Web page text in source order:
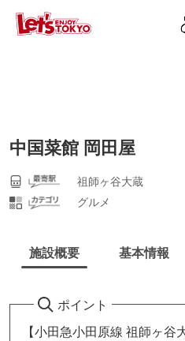
中国菜館 岡田屋
祖師ヶ谷大蔵
グルメ
施設概要 基本情報
ポイント
【小田急小田原線 祖師ヶ谷